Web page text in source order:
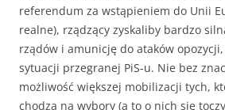
referendum za wstąpieniem do Unii
realne), rządzący zyskaliby bardzo
rządów i amunicję do ataków
sytuacji przegranej PiS-u. Nie bez
możliwość większej mobilizacji tych,
chodzą na wybory (a to o nich się